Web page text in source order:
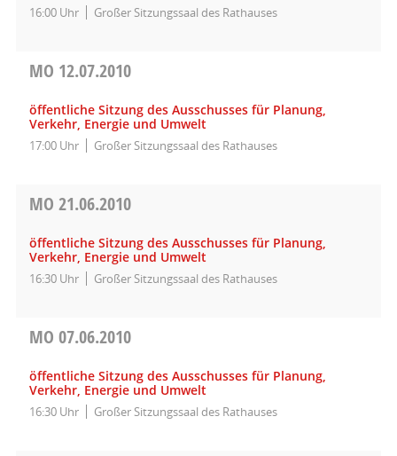
16:00 Uhr Großer Sitzungssaal des Rathauses
MO 12.07.2010
öffentliche Sitzung des Ausschusses für Planung,
Verkehr, Energie und Umwelt
17:00 Uhr Großer Sitzungssaal des Rathauses
MO 21.06.2010
öffentliche Sitzung des Ausschusses für Planung,
Verkehr, Energie und Umwelt
16:30 Uhr Großer Sitzungssaal des Rathauses
MO 07.06.2010
öffentliche Sitzung des Ausschusses für Planung,
Verkehr, Energie und Umwelt
16:30 Uhr Großer Sitzungssaal des Rathauses